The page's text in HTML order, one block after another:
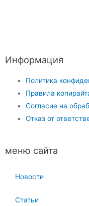
Информация
Политика
Правила
Согласие на
Отказ от
меню сайта
Новости
Статьи